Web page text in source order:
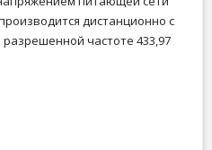
дистанционно с
частоте 433,97